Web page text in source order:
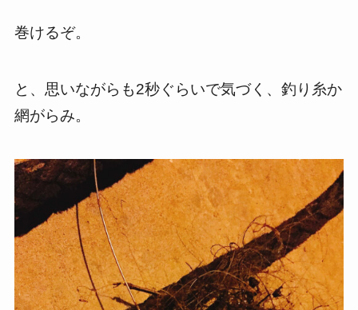
巻けるぞ。
と、思いながらも2秒ぐらいで気づく、釣り糸か
網がらみ。